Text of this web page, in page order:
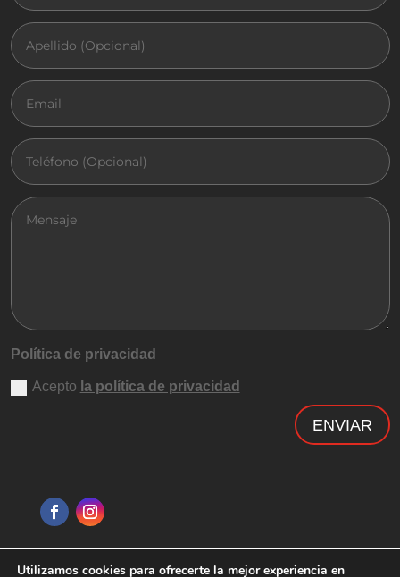
Política de privacidad
Acepto la política de privacidad
ENVIAR
Política de privacidad|Aviso legal
Utilizamos cookies para ofrecerte la mejor experiencia en